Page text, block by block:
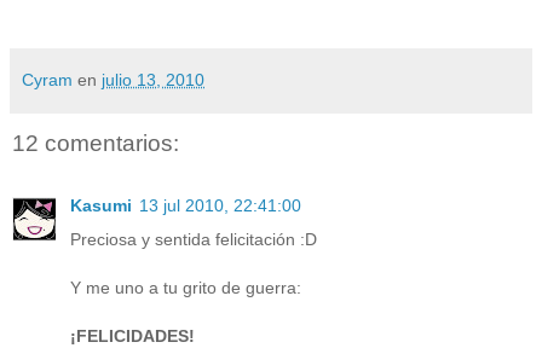
Cyram en julio 13, 2010
12 comentarios:
Kasumi 13 jul 2010, 22:41:00
Preciosa y sentida felicitación :D
Y me uno a tu grito de guerra:
¡FELICIDADES!